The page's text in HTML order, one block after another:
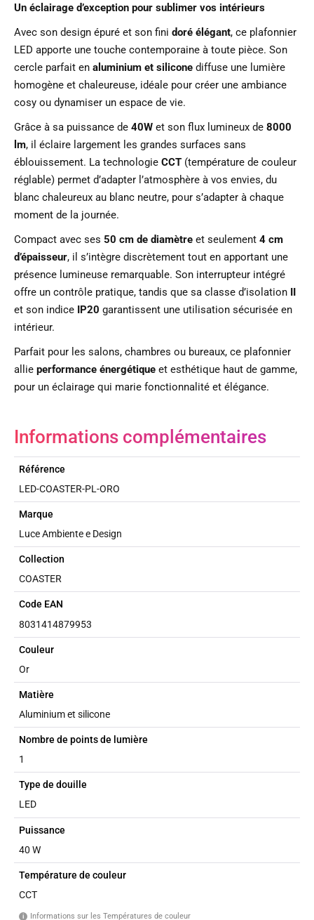
Un éclairage d’exception pour sublimer vos intérieurs
Avec son design épuré et son fini doré élégant, ce plafonnier
LED apporte une touche contemporaine à toute pièce. Son
cercle parfait en aluminium et silicone diffuse une lumière
homogène et chaleureuse, idéale pour créer une ambiance
cosy ou dynamiser un espace de vie.
Grâce à sa puissance de 40W et son flux lumineux de 8000
lm, il éclaire largement les grandes surfaces sans
éblouissement. La technologie CCT (température de couleur
réglable) permet d’adapter l’atmosphère à vos envies, du
blanc chaleureux au blanc neutre, pour s’adapter à chaque
moment de la journée.
Compact avec ses 50 cm de diamètre et seulement 4 cm
d’épaisseur, il s’intègre discrètement tout en apportant une
présence lumineuse remarquable. Son interrupteur intégré
offre un contrôle pratique, tandis que sa classe d’isolation II
et son indice IP20 garantissent une utilisation sécurisée en
intérieur.
Parfait pour les salons, chambres ou bureaux, ce plafonnier
allie performance énergétique et esthétique haut de gamme,
pour un éclairage qui marie fonctionnalité et élégance.
Informations complémentaires
Référence
LED-COASTER-PL-ORO
Marque
Luce Ambiente e Design
Collection
COASTER
Code EAN
8031414879953
Couleur
Or
Matière
Aluminium et silicone
Nombre de points de lumière
1
Type de douille
LED
Puissance
40 W
Température de couleur
CCT
i Informations sur les Températures de couleur